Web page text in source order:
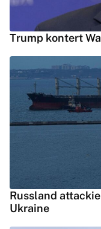
Trump kontert
Russland
Ukraine